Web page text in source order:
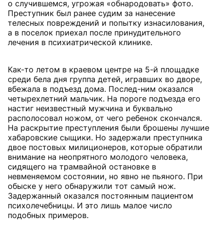
о случившемся, угрожая «обнародовать» фото.
Преступник был ранее судим за нанесение
телесных повреждений и попытку изнасилования,
а в поселок приехал после принудительного
лечения в психиатрической клинике.
Как-то летом в краевом центре на 5-й площадке
среди бела дня группа детей, игравших во дворе,
вбежала в подъезд дома. Послед-ним оказался
четырехлетний мальчик. На пороге подъезда его
настиг неизвестный мужчина и буквально
располосовал ножом, от чего ребенок скончался.
На раскрытие преступления были брошены лучшие
хабаровские сыщики. Но задержали преступника
двое постовых милиционеров, которые обратили
внимание на неопрятного молодого человека,
сидящего на трамвайной остановке в
невменяемом состоянии, но явно не пьяного. При
обыске у него обнаружили тот самый нож.
Задержанный оказался постоянным пациентом
психолечебницы. И это лишь малое число
подобных примеров.